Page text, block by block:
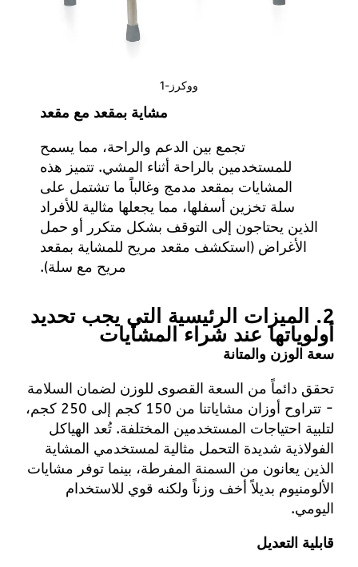
ووكرز-1
مشاية بمقعد مع مقعد
تجمع بين الدعم والراحة، مما يسمح
للمستخدمين بالراحة أثناء المشي. تتميز هذه
المشايات بمقعد مدمج وغالباً ما تشتمل على
سلة تخزين أسفلها، مما يجعلها مثالية للأفراد
الذين يحتاجون إلى التوقف بشكل متكرر أو حمل
الأغراض (استكشفمقعد مريح للمشاية بمقعد
مريح مع سلة).
2. الميزات الرئيسية التي يجب تحديد
أولوياتها عند شراء المشايات
سعة الوزن والمتانة
تحقق دائماً من السعة القصوى للوزن لضمان السلامة
- تتراوح أوزان مشاياتنا من 150 كجم إلى 250 كجم،
لتلبية احتياجات المستخدمين المختلفة. تُعد الهياكل
الفولاذية شديدة التحمل مثالية لمستخدمي المشاية
الذين يعانون من السمنة المفرطة، بينما توفر مشايات
الألومنيوم بديلاً أخف وزناً ولكنه قوي للاستخدام
اليومي.
قابلية التعديل